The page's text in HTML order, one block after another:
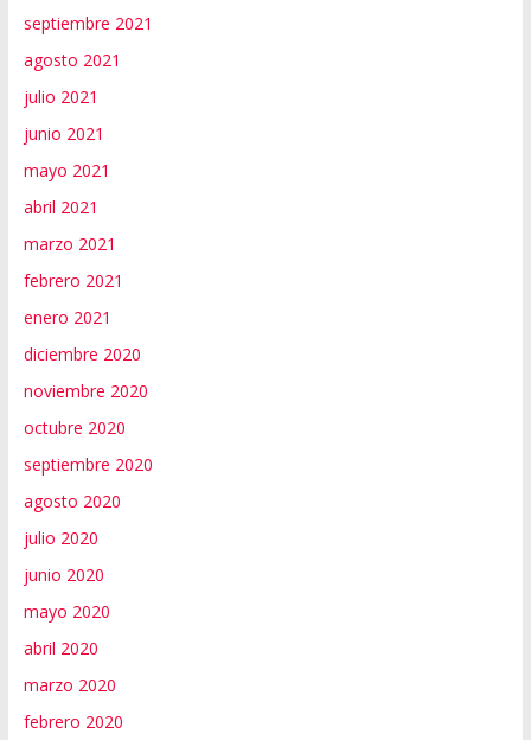
septiembre 2021
agosto 2021
julio 2021
junio 2021
mayo 2021
abril 2021
marzo 2021
febrero 2021
enero 2021
diciembre 2020
noviembre 2020
octubre 2020
septiembre 2020
agosto 2020
julio 2020
junio 2020
mayo 2020
abril 2020
marzo 2020
febrero 2020